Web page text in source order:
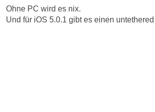
Ohne PC wird es nix.
Und für iOS 5.0.1 gibt es einen